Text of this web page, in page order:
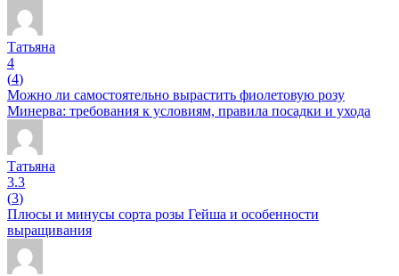
Татьяна
4
(4)
Можно ли самостоятельно вырастить фиолетовую розу
Минерва: требования к условиям, правила посадки и ухода
Татьяна
3.3
(3)
Плюсы и минусы сорта розы Гейша и особенности
выращивания